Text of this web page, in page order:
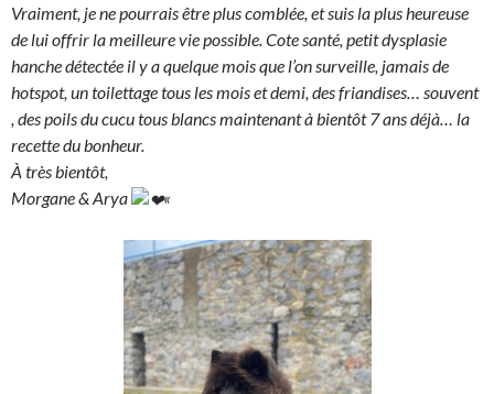
Vraiment, je ne pourrais être plus comblée, et suis la plus heureuse
de lui offrir la meilleure vie possible. Cote santé, petit dysplasie
hanche détectée il y a quelque mois que l’on surveille, jamais de
hotspot, un toilettage tous les mois et demi, des friandises… souvent
, des poils du cucu tous blancs maintenant à bientôt 7 ans déjà… la
recette du bonheur.
À très bientôt,
Morgane & Arya
«